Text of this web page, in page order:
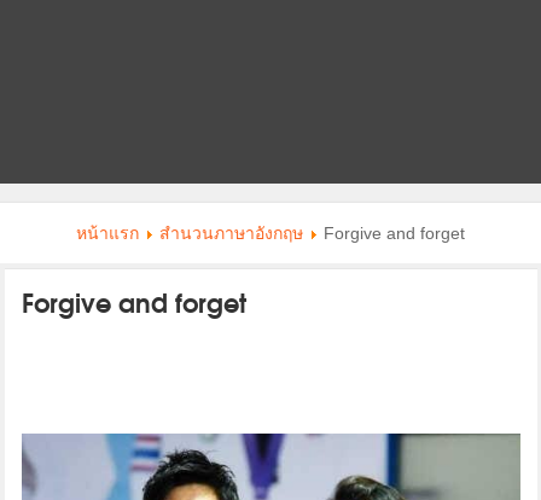
หน้าแรก สำนวนภาษาอังกฤษ Forgive and forget
Forgive and forget